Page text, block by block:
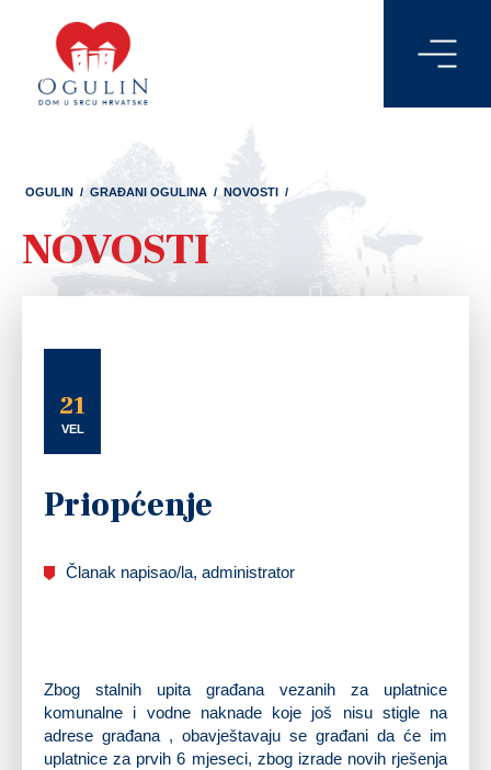
OGULIN / GRAĐANI OGULINA / NOVOSTI /
NOVOSTI
21
VEL
Priopćenje
Članak napisao/la, administrator
Zbog stalnih upita građana vezanih za uplatnice
komunalne i vodne naknade koje još nisu stigle na
adrese građana , obavještavaju se građani da će im
uplatnice za prvih 6 mjeseci, zbog izrade novih rješenja